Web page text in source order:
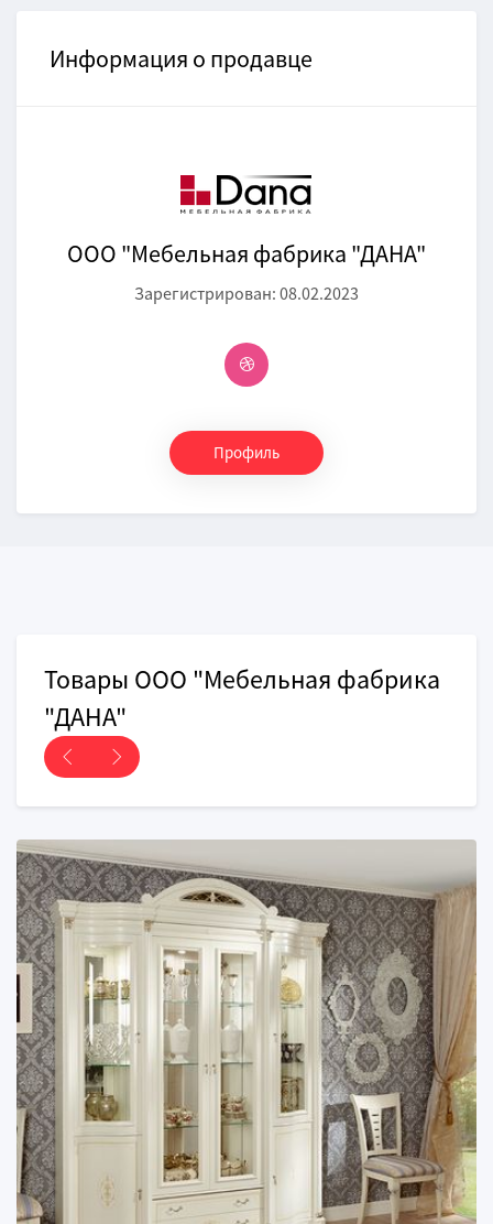
Информация о продавце
ООО "Мебельная фабрика "ДАНА"
Зарегистрирован: 08.02.2023
Профиль
Товары ООО "Мебельная фабрика
"ДАНА"